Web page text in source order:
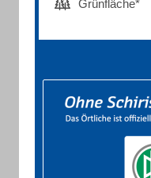
Grünfläche*